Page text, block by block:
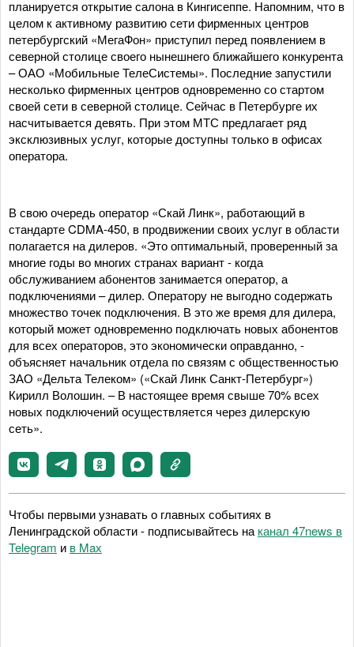
планируется открытие салона в Кингисеппе. Напомним, что в
целом к активному развитию сети фирменных центров
петербургский «МегаФон» приступил перед появлением в
северной столице своего нынешнего ближайшего конкурента
– ОАО «Мобильные ТелеСистемы». Последние запустили
несколько фирменных центров одновременно со стартом
своей сети в северной столице. Сейчас в Петербурге их
насчитывается девять. При этом МТС предлагает ряд
эксклюзивных услуг, которые доступны только в офисах
оператора.
В свою очередь оператор «Скай Линк», работающий в
стандарте CDMA-450, в продвижении своих услуг в области
полагается на дилеров. «Это оптимальный, проверенный за
многие годы во многих странах вариант - когда
обслуживанием абонентов занимается оператор, а
подключениями – дилер. Оператору не выгодно содержать
множество точек подключения. В это же время для дилера,
который может одновременно подключать новых абонентов
для всех операторов, это экономически оправданно, -
объясняет начальник отдела по связям с общественностью
ЗАО «Дельта Телеком» («Скай Линк Санкт-Петербург»)
Кирилл Волошин. – В настоящее время свыше 70% всех
новых подключений осуществляется через дилерскую
сеть».
Чтобы первыми узнавать о главных событиях в
Ленинградской области - подписывайтесь на канал 47news в
Telegram и в Maх